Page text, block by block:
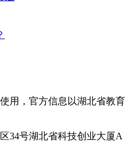
用，官方信息以湖北省教育
34号湖北省科技创业大厦A